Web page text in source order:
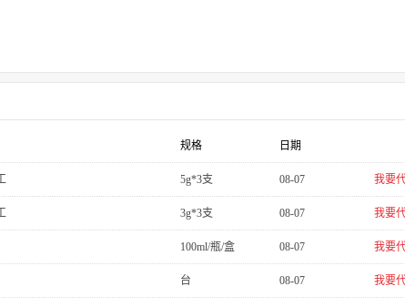
规格 日期
5g*3支 08-07 我要
3g*3支 08-07 我要
100ml/瓶/盒 08-07 我要
台 08-07 我要